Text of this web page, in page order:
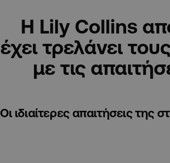
Η Lily Collins
έχει τρελάνει
με τις
Οι ιδιαίτερες απαιτήσεις της